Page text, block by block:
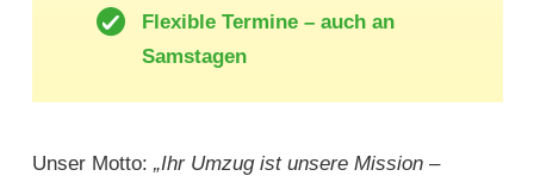
Flexible Termine – auch an
Samstagen
Unser Motto: „Ihr Umzug ist unsere Mission –